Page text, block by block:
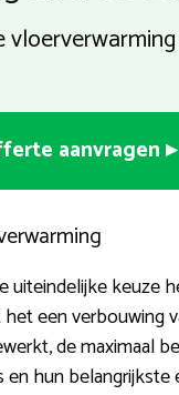
aanvragen ▸
keuze
een verbouwing
de maximaal
hun belangrijkste